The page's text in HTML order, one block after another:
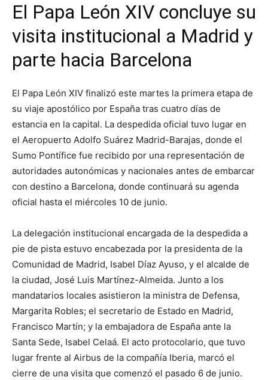
El Papa León XIV concluye su
visita institucional a Madrid y
parte hacia Barcelona
El Papa León XIV finalizó este martes la primera etapa de
su viaje apostólico por España tras cuatro días de
estancia en la capital. La despedida oficial tuvo lugar en
el Aeropuerto Adolfo Suárez Madrid-Barajas, donde el
Sumo Pontífice fue recibido por una representación de
autoridades autonómicas y nacionales antes de embarcar
con destino a Barcelona, donde continuará su agenda
oficial hasta el miércoles 10 de junio.
La delegación institucional encargada de la despedida a
pie de pista estuvo encabezada por la presidenta de la
Comunidad de Madrid, Isabel Díaz Ayuso, y el alcalde de
la ciudad, José Luis Martínez-Almeida. Junto a los
mandatarios locales asistieron la ministra de Defensa,
Margarita Robles; el secretario de Estado en Madrid,
Francisco Martín; y la embajadora de España ante la
Santa Sede, Isabel Celaá. El acto protocolario, que tuvo
lugar frente al Airbus de la compañía Iberia, marcó el
cierre de una visita que comenzó el pasado 6 de junio.